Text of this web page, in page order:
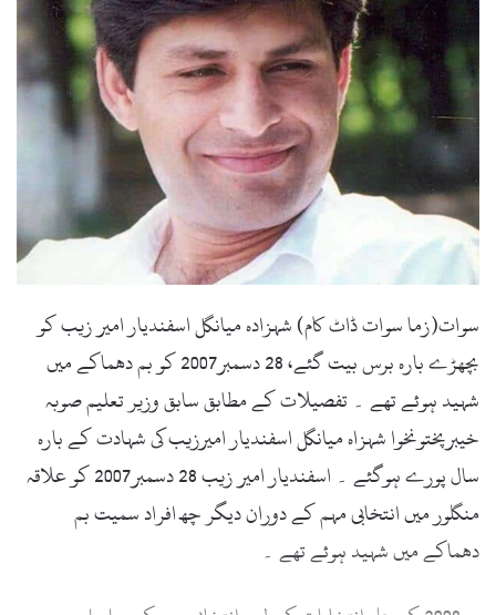
m
a
i
l
سوات(زما سوات ڈاٹ کام) شہزادہ میانگل اسفندیار امیر زیب کو
بچھڑے بارہ برس بیت گئے، 28 دسمبر2007 کو بم دھماکے میں
شہید ہوئے تھے ۔ تفصیلات کے مطابق سابق وزیر تعلیم صوبہ
خیبرپختونخوا شہزاہ میانگل اسفندیار امیرزیب کی شہادت کے بارہ
سال پورے ہوگئے ۔ اسفندیار امیر زیب 28 دسمبر2007 کو علاقہ
منگلور میں انتخابی مہم کے دوران دیگر چھ افراد سمیت بم
دھماکے میں شہید ہوئے تھے ۔